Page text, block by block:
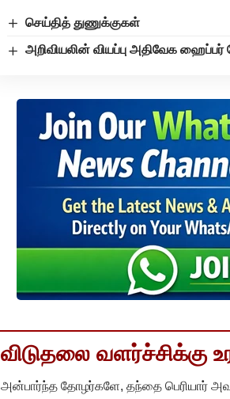
செய்தித் துணுக்குகள்
அறிவியலின் வியப்பு அதிவேக
விடுதலை வளர்ச்சிக்கு
அன்பார்ந்த தோழர்களே, தந்தை பெரியார்